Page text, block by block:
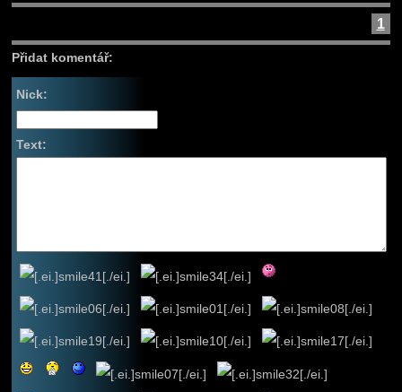
1
Přidat komentář:
Nick:
Text: